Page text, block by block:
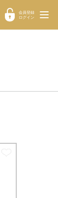
会員登録
ログイン